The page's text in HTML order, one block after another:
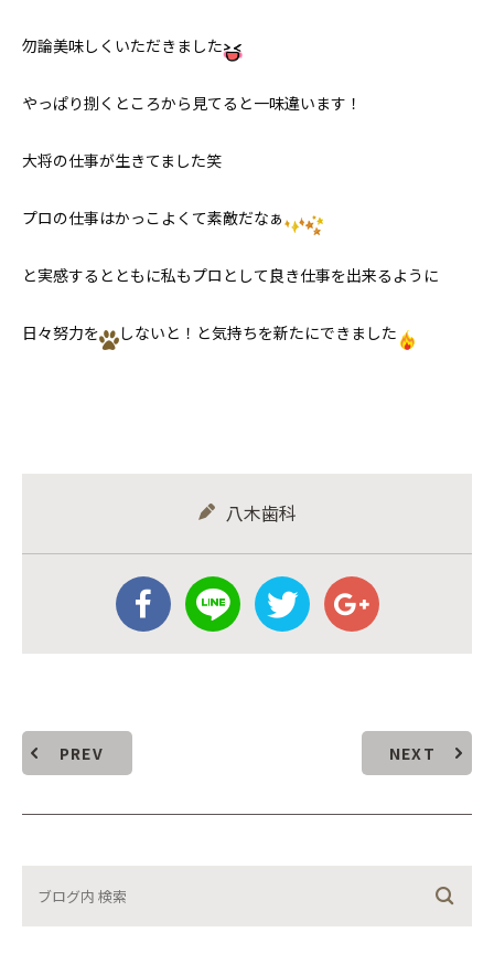
勿論美味しくいただきました
やっぱり捌くところから見てると一味違います！
大将の仕事が生きてました笑
プロの仕事はかっこよくて素敵だなぁ
と実感するとともに私もプロとして良き仕事を出来るように
日々努力を しないと！と気持ちを新たにできました
八木歯科
PREV NEXT